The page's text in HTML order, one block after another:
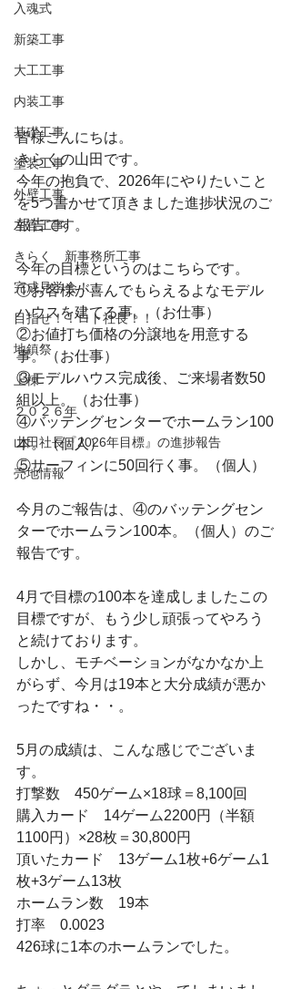
入魂式
新築工事
大工工事
内装工事
基礎工事
塗装工事
外壁工事
左官工事
きらく 新事務所工事
完成見学会！！
目指せ！！ロト社長！！
地鎮祭
上棟
２０２６年
山田社長『2026年目標』の進捗報告
売地情報
皆様こんにちは。
きらくの山田です。
今年の抱負で、2026年にやりたいこと
を5つ書かせて頂きました進捗状況のご
報告です。
今年の目標というのはこちらです。
①お客様が喜んでもらえるよなモデル
ハウスを建てる事。（お仕事）
②お値打ち価格の分譲地を用意する
事。（お仕事）
③モデルハウス完成後、ご来場者数50
組以上。（お仕事）
④バッテングセンターでホームラン100
本。（個人）
⑤サーフィンに50回行く事。（個人）
今月のご報告は、④のバッテングセン
ターでホームラン100本。（個人）のご
報告です。
4月で目標の100本を達成しましたこの
目標ですが、もう少し頑張ってやろう
と続けております。
しかし、モチベーションがなかなか上
がらず、今月は19本と大分成績が悪か
ったですね・・。
5月の成績は、こんな感じでございま
す。
打撃数　450ゲーム×18球＝8,100回
購入カード　14ゲーム2200円（半額
1100円）×28枚＝30,800円
頂いたカード　13ゲーム1枚+6ゲーム1
枚+3ゲーム13枚
ホームラン数　19本
打率　0.0023
426球に1本のホームランでした。